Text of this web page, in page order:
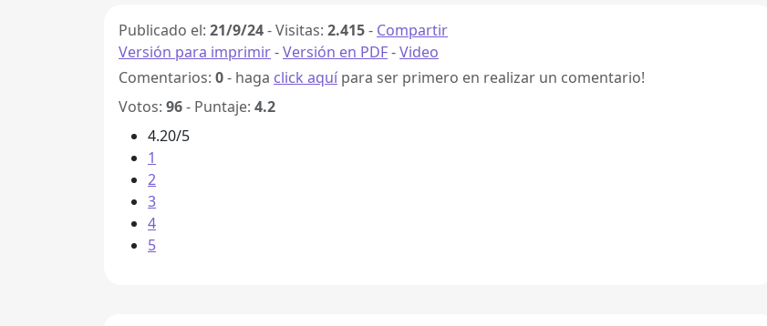
Publicado el: 21/9/24-Visitas: 2.415- Compartir
Versión para imprimir-Versión en PDF-Video
Comentarios: 0- haga click aquí para ser primero en realizar un comentario!
Votos: 96- Puntaje: 4.2
4.20/5
1
2
3
4
5